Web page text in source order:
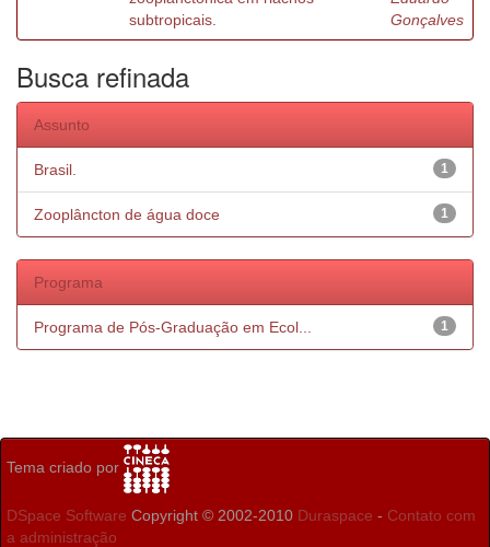
subtropicais.
Gonçalves
Busca refinada
Assunto
1
Brasil.
1
Zooplâncton de água doce
Programa
1
Programa de Pós-Graduação em Ecol...
Tema criado por
DSpace Software Copyright © 2002-2010 Duraspace - Contato com
a administração